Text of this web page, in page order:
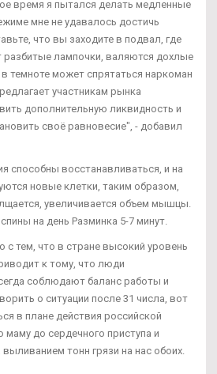
время я пытался делать медленные
мне не удавалось достичь
что вы заходите в подвал, где
разбитые лампочки, валяются дохлые
темноте может спрятаться наркоман
участникам рынка
дополнительную ликвидность и
своё равновесие", - добавил
способны восстанавливаться, и на
новые клетки, таким образом,
увеличивается объем мышцы.
на день Разминка 5-7 минут.
с тем, что в стране высокий уровень
к тому, что люди
соблюдают баланс работы и
о ситуации после 31 числа, вот
в плане действия российской
до сердечного приступа и
выливанием тонн грязи на нас обоих.